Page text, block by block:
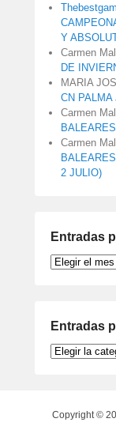
Y
Carmen
DE
MARIA
CN PALMA
Carmen
Carmen
2 JULIO)
Entradas
Entradas
Entradas
Entradas
Copyright ©